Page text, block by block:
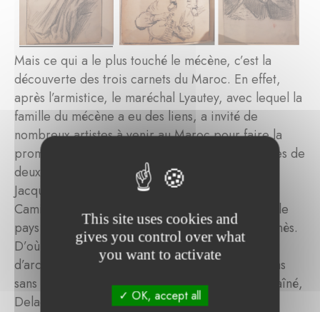
Mais ce qui a le plus touché le mécène, c’est la
découverte des trois carnets du Maroc. En effet,
après l’armistice, le maréchal Lyautey, avec lequel la
famille du mécène a eu des liens, a invité de
nombreux artistes à venir au Maroc pour faire la
promotion de ses sites et paysages, sur les traces de
deux peintres connus arrivés pendant la guerre,
Jacques Majorelle et Bernard Boutet de Monvel.
Camille Boiry a répondu à son appel et sillonné le
pays de Rabat à Marrakech en passant par Meknès.
D’où trois carnets de scènes de rues, détails
d’architecture, portraits sur le vif, qui ne sont pas
sans rappeler la façon de procéder d’un grand aîné,
Delacroix.
This site uses cookies and
gives you control over what
you want to activate
OK, accept all